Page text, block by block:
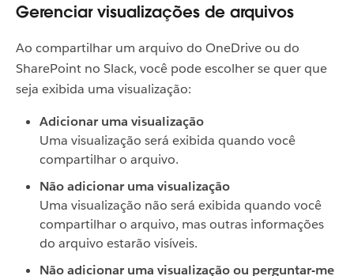
Gerenciar visualizações de arquivos
Ao compartilhar um arquivo do OneDrive ou do
SharePoint no Slack, você pode escolher se quer que
seja exibida uma visualização:
Adicionar uma visualização
Uma visualização será exibida quando você
compartilhar o arquivo.
Não adicionar uma visualização
Uma visualização não será exibida quando você
compartilhar o arquivo, mas outras informações
do arquivo estarão visíveis.
Não adicionar uma visualização ou perguntar-me